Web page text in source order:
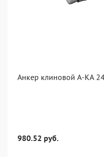
Анкер клиновой А-КА
980.52 руб.